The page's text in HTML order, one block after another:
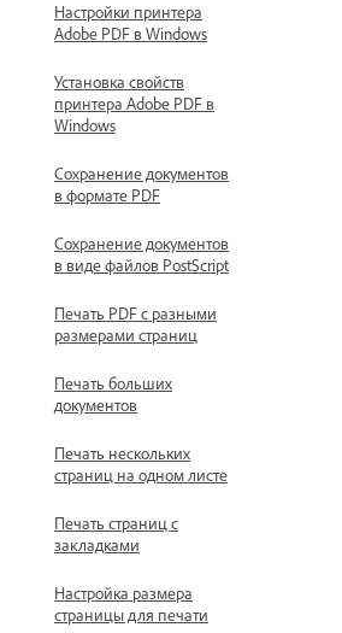
Настройки принтера
Adobe PDF в Windows
Установка свойств
принтера Adobe PDF в
Windows
Сохранение документов
в формате PDF
Сохранение документов
в виде файлов PostScript
Печать PDF с разными
размерами страниц
Печать больших
документов
Печать нескольких
страниц на одном листе
Печать страниц с
закладками
Настройка размера
страницы для печати